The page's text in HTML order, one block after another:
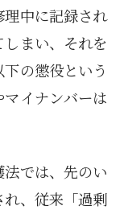
中に記録され
まい、それを
の懲役という
イナンバーは
では、先のい
、従来「過剰